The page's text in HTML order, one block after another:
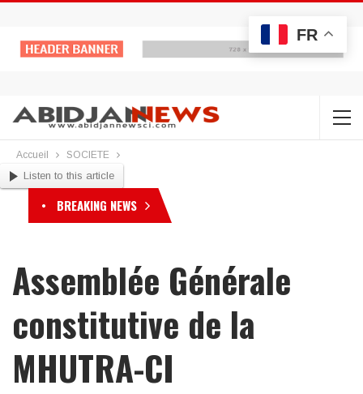
Accueil SOCIETE
Listen to this article
BREAKING NEWS
Assemblée Générale
constitutive de la
MHUTRA-CI
FR